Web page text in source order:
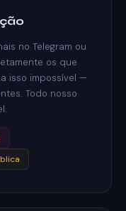
no Telegram ou
os que
isso impossível —
Todo nosso